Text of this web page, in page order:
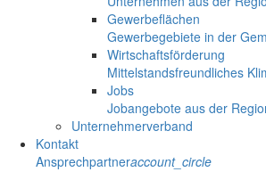
Gewerbeflächen
Gewerbegebiete in der
Wirtschaftsförderung
Mittelstandsfreundliches
Jobs
Jobangebote aus der
Unternehmerverband
Kontakt
Ansprechpartneraccount_circle